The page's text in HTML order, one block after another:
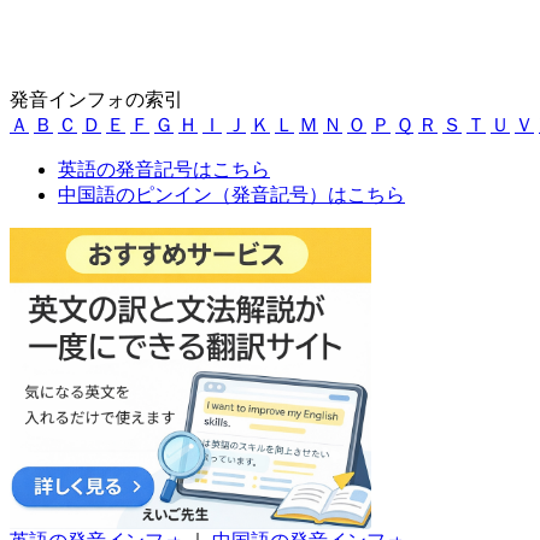
発音インフォの索引
Ａ
Ｂ Ｃ Ｄ Ｅ Ｆ Ｇ Ｈ Ｉ Ｊ Ｋ Ｌ Ｍ Ｎ Ｏ Ｐ Ｑ Ｒ Ｓ Ｔ Ｕ Ｖ
英語の発音記号はこちら
中国語のピンイン（発音記号）はこちら